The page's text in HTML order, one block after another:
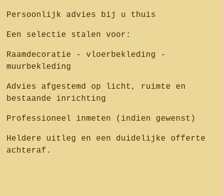
Persoonlijk advies bij u thuis
Een selectie stalen voor:
Raamdecoratie - vloerbekleding -
muurbekleding
Advies afgestemd op licht, ruimte en
bestaande inrichting
Professioneel inmeten (indien gewenst)
Heldere uitleg en een duidelijke offerte
achteraf.